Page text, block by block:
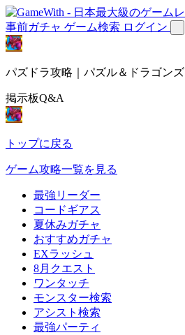
事前ガチャ ゲーム検索 ログイン
パズドラ攻略｜パズル＆ドラゴンズ
掲示板Q&A
トップに戻る
ゲーム攻略一覧を見る
最強リーダー
コードギアス
夏休みガチャ
おすすめガチャ
EXラッシュ
8月クエスト
ワンタッチ
モンスター検索
アシスト検索
最強パーティ